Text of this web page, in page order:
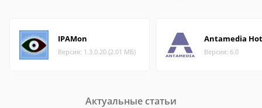
IPAMon
Версия: 1.3.0.20 (2.01 МБ)
Antamedia
Версия: 6.0
Актуальные статьи